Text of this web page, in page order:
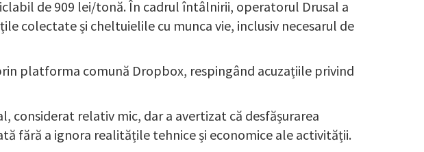
de 909 lei/tonă. În cadrul întâlnirii, operatorul Drusal a
colectate și cheltuielile cu munca vie, inclusiv necesarul de
platforma comună Dropbox, respingând acuzațiile privind
considerat relativ mic, dar a avertizat că desfășurarea
fără a ignora realitățile tehnice și economice ale activității.